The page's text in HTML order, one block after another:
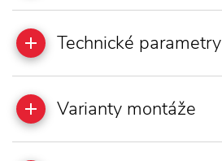
Technické parametry
Varianty montáže